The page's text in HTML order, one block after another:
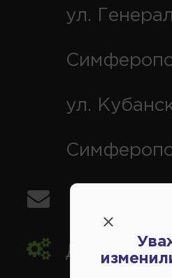
ул.
ул.
Доставка